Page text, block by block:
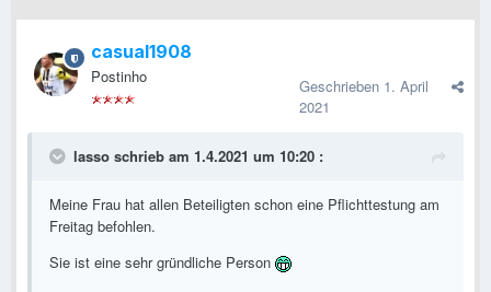
casual1908
Postinho Geschrieben 1. April
2021
lasso schrieb am 1.4.2021 um 10:20 :
Meine Frau hat allen Beteiligten schon eine Pflichttestung am
Freitag befohlen.
Sie ist eine sehr gründliche Person